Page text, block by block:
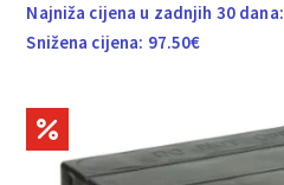
Najniža cijena u zadnjih 30 dana:
Snižena cijena: 97.50€